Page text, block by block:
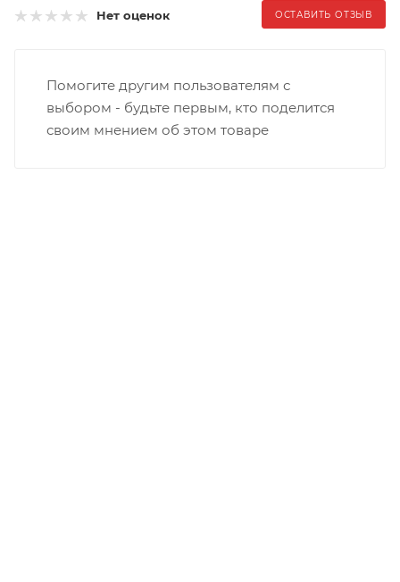
Нет оценок ОСТАВИТЬ ОТЗЫВ
Помогите другим пользователям с
выбором - будьте первым, кто поделится
своим мнением об этом товаре